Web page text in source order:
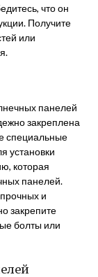
что он
Получите
или
панелей
закреплена
специальные
установки
которая
панелей.
и
закрепите
болты или